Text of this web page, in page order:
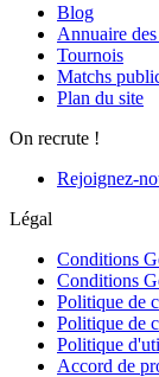
Blog
Annuaire
Tournois
Matchs
Plan du site
On recrute !
Rejoignez-
Légal
Conditions
Conditions
Politique de
Politique de
Politique
Accord de